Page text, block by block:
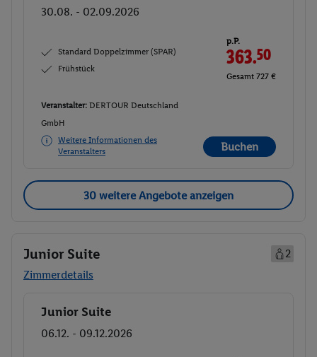
30.08. - 02.09.2026
Standard Doppelzimmer (SPAR)
Frühstück
p.P.
363.50
Gesamt 727 €
Veranstalter: DERTOUR Deutschland
GmbH
Weitere Informationen des
Veranstalters
Buchen
30 weitere Angebote anzeigen
Junior Suite
2
Zimmerdetails
Buchen
Junior Suite
06.12. - 09.12.2026